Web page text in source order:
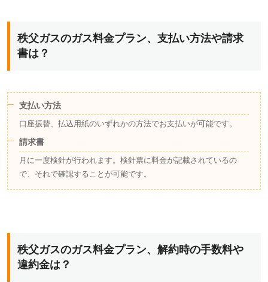
秩父ガスのガス料金プラン、支払い方法や請求
書は？
支払い方法
口座振替、払込用紙のいずれかの方法でお支払いが可能です。
請求書
月に一度検針が行われます。検針票に料金が記載されているの
で、それで確認することが可能です。
秩父ガスのガス料金プラン、解約時の手数料や
違約金は？